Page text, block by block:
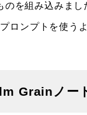
を組み込みまし
ロンプトを使う
Grainノー